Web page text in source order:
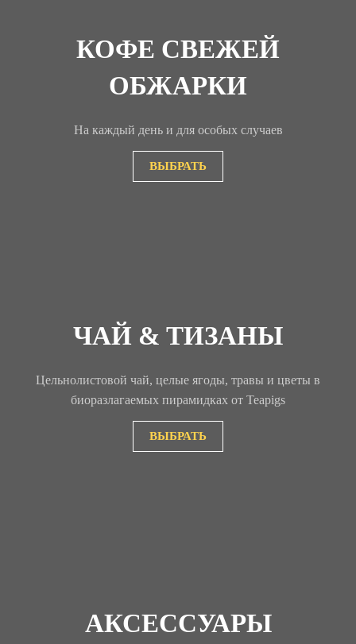
КОФЕ СВЕЖЕЙ
ОБЖАРКИ
На каждый день и для особых случаев
ВЫБРАТЬ
ЧАЙ & ТИЗАНЫ
Цельнолистовой чай, целые ягоды, травы и цветы в
биоразлагаемых пирамидках от Teapigs
ВЫБРАТЬ
АКСЕССУАРЫ